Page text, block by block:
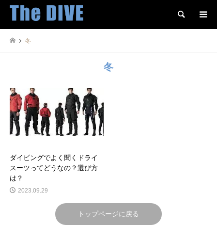
検索
冬
冬
ダイビングでよく聞くドライ
スーツってどうなの？選び方
は？
2023.09.29
トップページに戻る